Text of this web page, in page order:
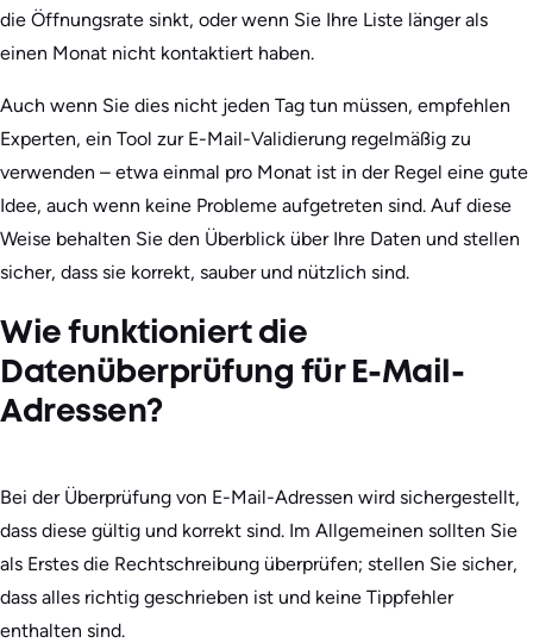
die Öffnungsrate sinkt, oder wenn Sie Ihre Liste länger als
einen Monat nicht kontaktiert haben.
Auch wenn Sie dies nicht jeden Tag tun müssen, empfehlen
Experten, ein Tool zur E-Mail-Validierung regelmäßig zu
verwenden – etwa einmal pro Monat ist in der Regel eine gute
Idee, auch wenn keine Probleme aufgetreten sind. Auf diese
Weise behalten Sie den Überblick über Ihre Daten und stellen
sicher, dass sie korrekt, sauber und nützlich sind.
Wie funktioniert die
Datenüberprüfung für E-Mail-
Adressen?
Bei der Überprüfung von E-Mail-Adressen wird sichergestellt,
dass diese gültig und korrekt sind. Im Allgemeinen sollten Sie
als Erstes die Rechtschreibung überprüfen; stellen Sie sicher,
dass alles richtig geschrieben ist und keine Tippfehler
enthalten sind.